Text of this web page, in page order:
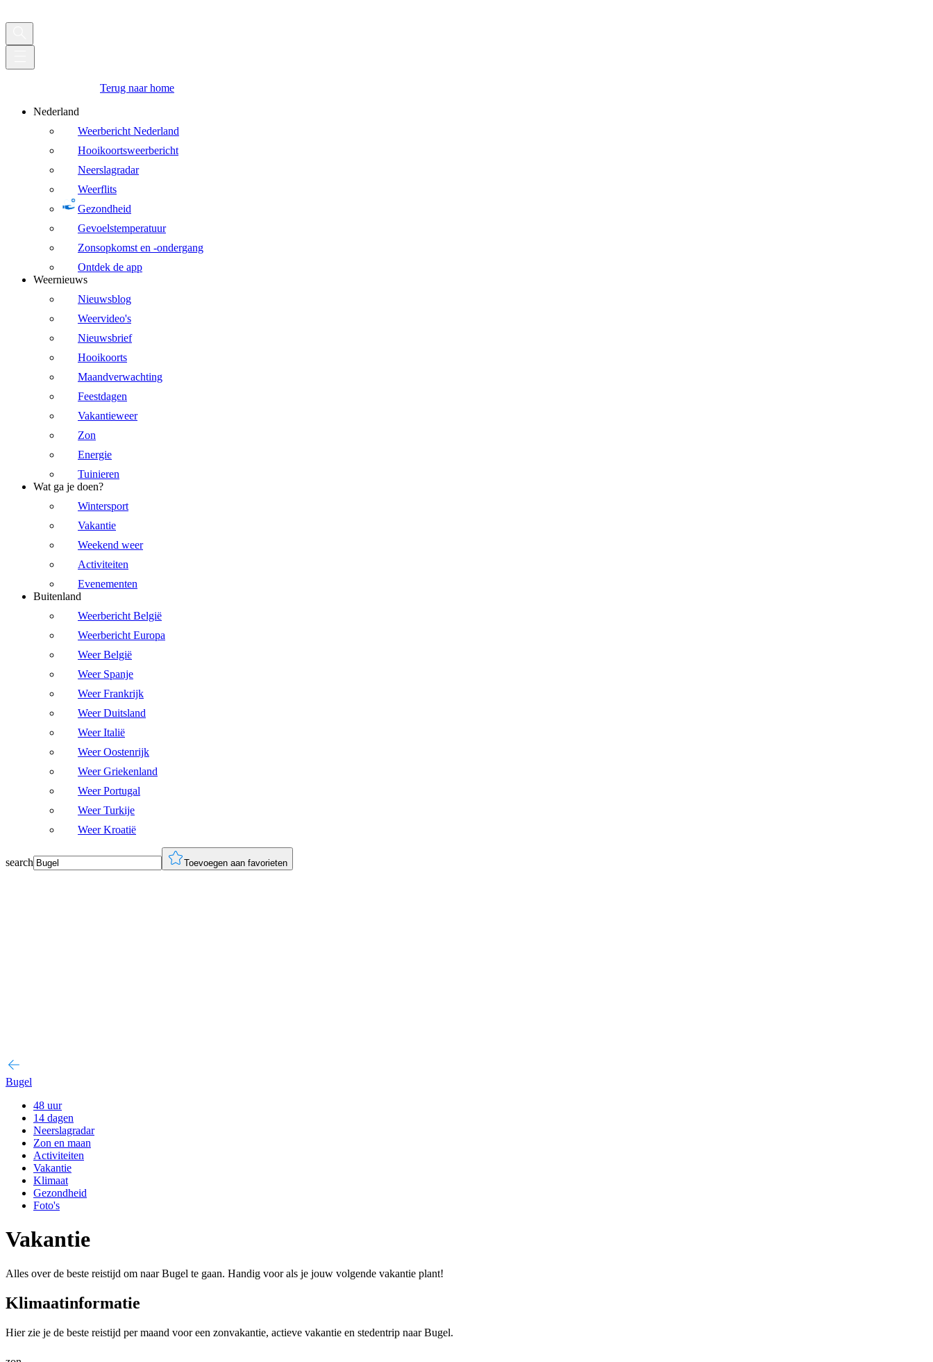
Terug naar home
Nederland
Weerbericht Nederland
Hooikoortsweerbericht
Neerslagradar
Weerflits
Gezondheid
Gevoelstemperatuur
Zonsopkomst en -ondergang
Ontdek de app
Weernieuws
Nieuwsblog
Weervideo's
Nieuwsbrief
Hooikoorts
Maandverwachting
Feestdagen
Vakantieweer
Zon
Energie
Tuinieren
Wat ga je doen?
Wintersport
Vakantie
Weekend weer
Activiteiten
Evenementen
Buitenland
Weerbericht België
Weerbericht Europa
Weer België
Weer Spanje
Weer Frankrijk
Weer Duitsland
Weer Italië
Weer Oostenrijk
Weer Griekenland
Weer Portugal
Weer Turkije
Weer Kroatië
search Toevoegen aan favorieten
Bugel
48 uur
14 dagen
Neerslagradar
Zon en maan
Activiteiten
Vakantie
Klimaat
Gezondheid
Foto's
Vakantie
Alles over de beste reistijd om naar Bugel te gaan. Handig voor als je jouw volgende vakantie plant!
Klimaatinformatie
Hier zie je de beste reistijd per maand voor een zonvakantie, actieve vakantie en stedentrip naar Bugel.